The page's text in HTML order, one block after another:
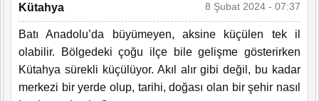
Kütahya 8 Şubat 2024 - 07:37
Batı Anadolu’da büyümeyen, aksine küçülen tek il
olabilir. Bölgedeki çoğu ilçe bile gelişme gösterirken
Kütahya sürekli küçülüyor. Akıl alır gibi değil, bu kadar
merkezi bir yerde olup, tarihi, doğası olan bir şehir nasıl